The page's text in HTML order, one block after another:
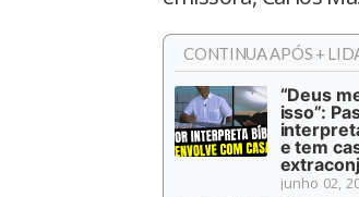
CONTINUA APÓS +
“Deus
isso”:
e tem
junho 02,